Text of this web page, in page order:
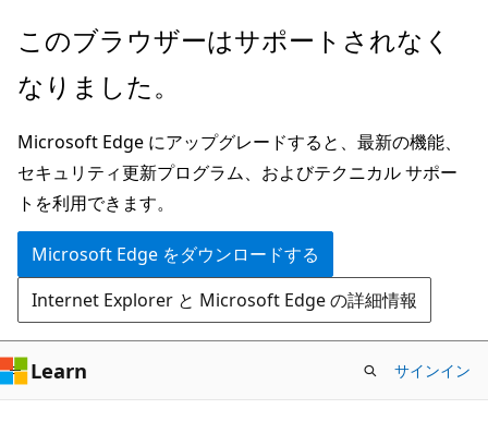
メ
ン
ン
テ
ン
ツ
に
ス
キ
ッ
プ
このブラウザーはサポートされなく
なりました。
Microsoft Edge にアップグレードすると、最新の機能、
セキュリティ更新プログラム、およびテクニカル サポー
トを利用できます。
Microsoft Edge をダウンロードする
Internet Explorer と Microsoft Edge の詳細情報
Learn サインイン